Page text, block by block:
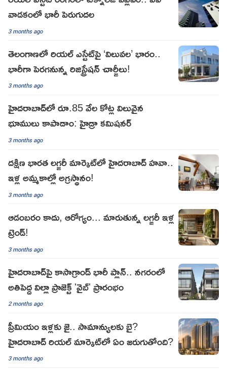
వాడకంలో భారీ పెరుగుదల
3 months ago
తెలంగాణలో రియల్ ఎస్టేట్‌పై ‘విలువల’ భారం..
భారీగా పెరగనున్న రిజిస్ట్రేషన్ చార్జీలు!
3 months ago
హైదరాబాద్‌లో రూ.85 వేల కోట్ల విలువైన
భూములు కాపాడాం: హైడ్రా కమిషనర్
3 months ago
దక్షిణ భారత లగ్జరీ మార్కెట్‌లో హైదరాబాద్ హవా..
ఇళ్ల అమ్మకాల్లో అగ్రస్థానం!
3 months ago
ఆడంబరం కాదు, ఆరోగ్యం... మారుతున్న లగ్జరీ ఇళ్ల
ట్రెండ్!
3 months ago
హైదరాబాద్‌పై కాసాగ్రాండ్ భారీ ప్లాన్.. నగరంలో
అతిపెద్ద విల్లా ప్రాజెక్ట్ 'వైబ్' ప్రారంభం
2 months ago
ప్రీమియం ఇళ్లకు జై.. సామాన్యులకు బై?
హైదరాబాద్ రియల్ మార్కెట్‌లో ఏం జరుగుతోంది?
3 months ago